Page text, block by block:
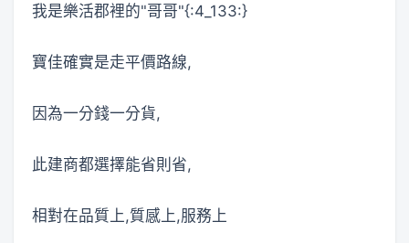
我是樂活郡裡的"哥哥"{:4_133:}
寶佳確實是走平價路線,
因為一分錢一分貨,
此建商都選擇能省則省,
相對在品質上,質感上,服務上